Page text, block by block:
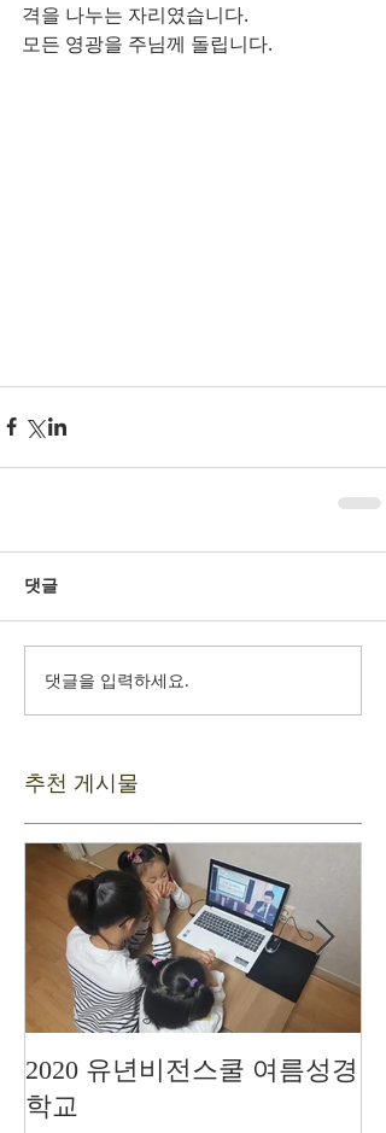
격을 나누는 자리였습니다.
모든 영광을 주님께 돌립니다.
댓글
댓글을 입력하세요.
추천 게시물
2020 유년비전스쿨 여름성경
학교